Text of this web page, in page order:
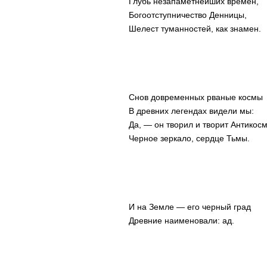
Богоотступничество Денницы,
Шелест туманностей, как знамен.
Снов довременных рваные космы
В древних легендах видели мы:
Да, — он творил и творит
Черное зеркало, сердце Тьмы.
И на Земле — его черный град
Древние наименовали: ад.